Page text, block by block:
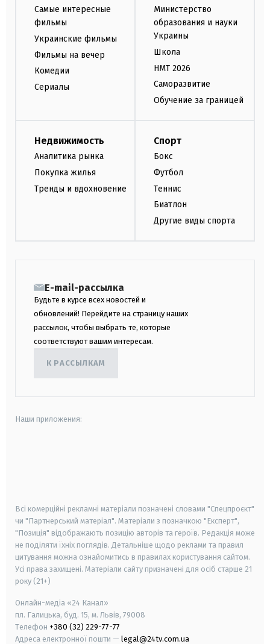
Самые интересные
фильмы
Украинские фильмы
Фильмы на вечер
Комедии
Сериалы
Министерство
образования и науки
Украины
Школа
НМТ 2026
Саморазвитие
Обучение за границей
Недвижимость
Аналитика рынка
Покупка жилья
Тренды и вдохновение
Спорт
Бокс
Футбол
Теннис
Биатлон
Другие виды спорта
E-mail-рассылка
Будьте в курсе всех новостей и
обновлений! Перейдите на страницу наших
рассылок, чтобы выбрать те, которые
соответствуют вашим интересам.
К РАССЫЛКАМ
Наши приложения:
Всі комерційні рекламні матеріали позначені словами "Спецпроєкт"
чи "Партнерський матеріал". Матеріали з позначкою "Експерт",
"Позиція" відображають позицію авторів та героїв. Редакція може
не поділяти їхніх поглядів. Детальніше щодо реклами та правил
цитування можна ознайомитись в правилах користування сайтом.
Усі права захищені. Матеріали сайту призначені для осіб старше 21
року (21+)
Онлайн-медіа «24 Канал»
пл. Галицька, буд. 15, м. Львів, 79008
Телефон +380 (32) 229-77-77
Адреса електронної пошти — legal@24tv.com.ua